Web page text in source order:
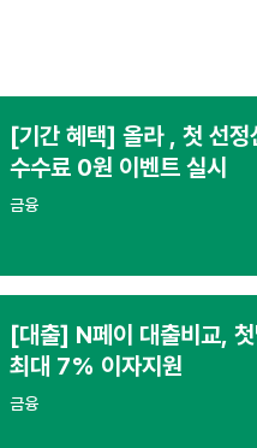
[기간 혜택] 올라 , 첫 선정
수수료 0원 이벤트 실시
금융
[대출] N페이 대출비교,
최대 7% 이자지원
금융